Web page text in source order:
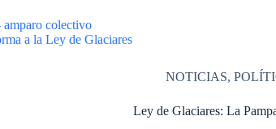
NOTICIAS,
Ley de Glaciares: La